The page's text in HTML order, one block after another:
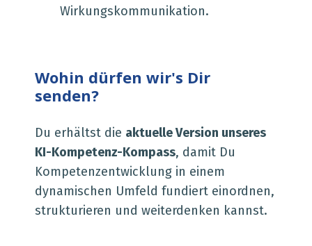
Wirkungskommunikation.
Wohin dürfen wir's Dir
senden?
Du erhältst die aktuelle Version unseres
KI-Kompetenz-Kompass, damit Du
Kompetenzentwicklung in einem
dynamischen Umfeld fundiert einordnen,
strukturieren und weiterdenken kannst.